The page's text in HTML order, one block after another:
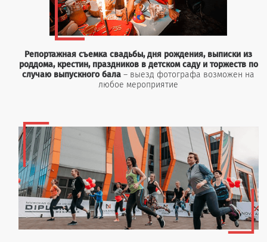
Репортажная съемка свадьбы, дня рождения, выписки из
роддома, крестин, праздников в детском саду и торжеств по
случаю выпускного бала – выезд фотографа возможен на
любое мероприятие